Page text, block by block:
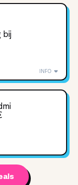
bij
INFO